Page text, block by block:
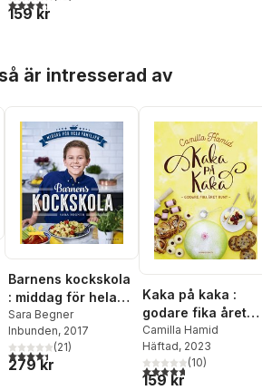
röster:
159 kr
är intresserad av
antal röster:
Barnens kockskola
: middag för hela
familjen
Sara Begner
Inbunden, 2017
4,4utav 5 stjärnor. Totalt antal röster:
(21)
279 kr
Kaka på kaka :
godare fika året
runt
Camilla Hamid
Häftad, 2023
4,7utav 5 stjärnor.
(10)
159 kr